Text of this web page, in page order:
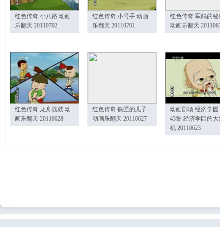
红色传奇 小八路 动画
乐翻天 20110702
红色传奇 小号手 动画
乐翻天 20110701
红色传奇 军鸽的秘
动画乐翻天
红色传奇 龙舟战鼓 动
画乐翻天 20110628
红色传奇 铁匠的儿子
动画乐翻天 20110627
动画剧场 经济学园
43集 经济学园的大
机 20110623